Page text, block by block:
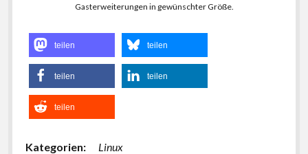
Gasterweiterungen in gewünschter Größe.
teilen teilen
teilen teilen
teilen
Kategorien: Linux